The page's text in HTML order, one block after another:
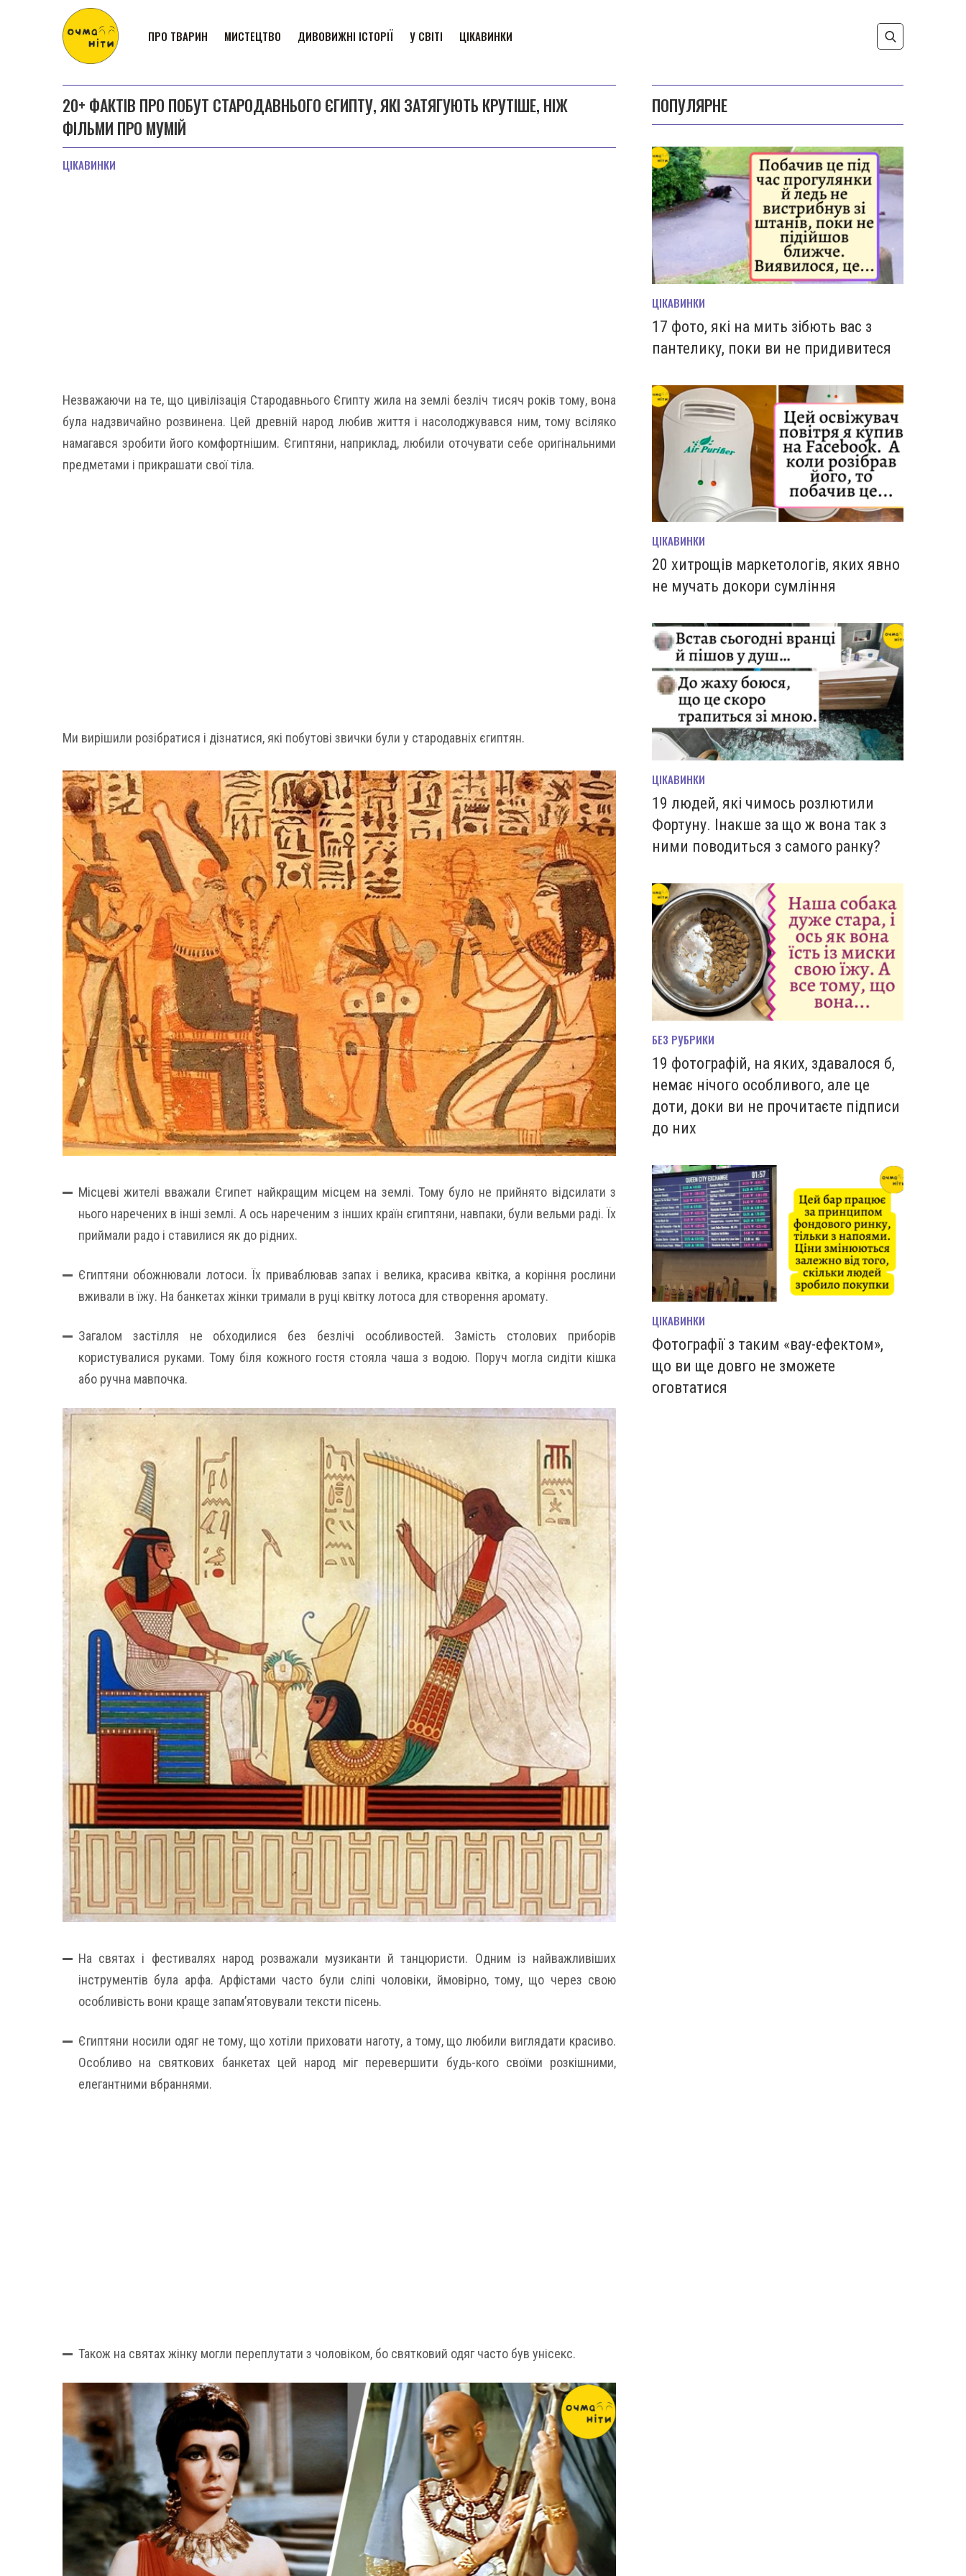
ПРО ТВАРИН МИСТЕЦТВО ДИВОВИЖНІ ІСТОРІЇ У СВІТІ ЦІКАВИНКИ
20+ ФАКТІВ ПРО ПОБУТ СТАРОДАВНЬОГО ЄГИПТУ, ЯКІ ЗАТЯГУЮТЬ КРУТІШЕ, НІЖ
ФІЛЬМИ ПРО МУМІЙ
ЦІКАВИНКИ
Незважаючи на те, що цивілізація Стародавнього Єгипту жила на землі безліч тисяч років тому, вона
була надзвичайно розвинена. Цей древній народ любив життя і насолоджувався ним, тому всіляко
намагався зробити його комфортнішим. Єгиптяни, наприклад, любили оточувати себе оригінальними
предметами і прикрашати свої тіла.
Ми вирішили розібратися і дізнатися, які побутові звички були у стародавніх єгиптян.
Місцеві жителі вважали Єгипет найкращим місцем на землі. Тому було не прийнято відсилати з
нього наречених в інші землі. А ось нареченим з інших країн єгиптяни, навпаки, були вельми раді. Їх
приймали радо і ставилися як до рідних.
Єгиптяни обожнювали лотоси. Їх приваблював запах і велика, красива квітка, а коріння рослини
вживали в їжу. На банкетах жінки тримали в руці квітку лотоса для створення аромату.
Загалом застілля не обходилися без безлічі особливостей. Замість столових приборів
користувалися руками. Тому біля кожного гостя стояла чаша з водою. Поруч могла сидіти кішка
або ручна мавпочка.
На святах і фестивалях народ розважали музиканти й танцюристи. Одним із найважливіших
інструментів була арфа. Арфістами часто були сліпі чоловіки, ймовірно, тому, що через свою
особливість вони краще запам’ятовували тексти пісень.
Єгиптяни носили одяг не тому, що хотіли приховати наготу, а тому, що любили виглядати красиво.
Особливо на святкових банкетах цей народ міг перевершити будь-кого своїми розкішними,
елегантними вбраннями.
Також на святах жінку могли переплутати з чоловіком, бо святковий одяг часто був унісекс.
ПОПУЛЯРНЕ
ЦІКАВИНКИ
17 фото, які на мить зiбють вас з
пантелику, поки ви не придивитеся
ЦІКАВИНКИ
20 хитрощів маркетологів, яких явно
не мучать докори сумління
ЦІКАВИНКИ
19 людей, які чимось розлютили
Фортуну. Інакше за що ж вона так з
ними поводиться з самого ранку?
БЕЗ РУБРИКИ
19 фотографій, на яких, здавалося б,
немає нічого особливого, але це
доти, доки ви не прочитаєте підписи
до них
ЦІКАВИНКИ
Фотографії з таким «вау-ефектом»,
що ви ще довго не зможете
оговтатися